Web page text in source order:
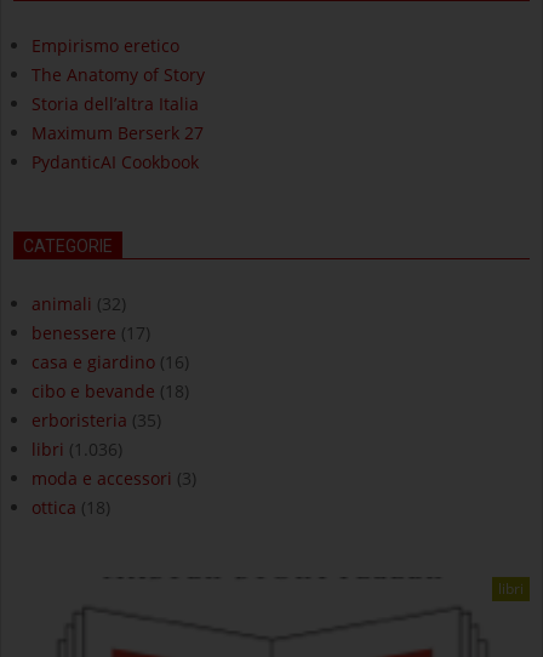
Empirismo eretico
The Anatomy of Story
Storia dell’altra Italia
Maximum Berserk 27
PydanticAI Cookbook
CATEGORIE
animali (32)
benessere (17)
casa e giardino (16)
cibo e bevande (18)
erboristeria (35)
libri (1.036)
moda e accessori (3)
ottica (18)
libri